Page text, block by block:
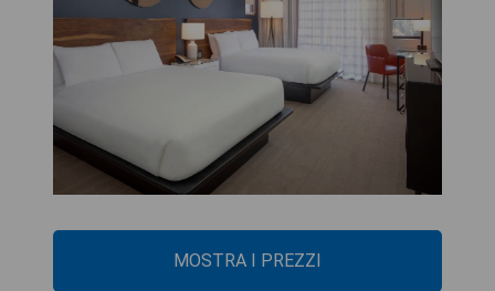
MOSTRA I PREZZI